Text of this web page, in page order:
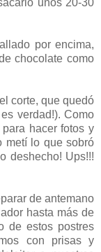
unos 20-30
por encima,
chocolate como
corte, que quedó
verdad!). Como
hacer fotos y
metí lo que sobró
deshecho! Ups!!!
de antemano
hasta más de
de estos postres
con prisas y